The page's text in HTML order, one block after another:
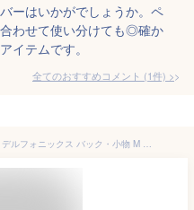
ーはいかがでしょうか。ペ
わせて使い分けても◎確か
イテムです。
全てのおすすめコメント (1件) >
【メール便送料無料】 DELFONICS デルフォニックス バック・小物 M インナーキャリングスタッドM バッグインバッグバックインバック 手帳が入るペンケース ポーチ 収納 ナイロン 軽い 薄い おしゃれ ブランド かわいい 手帳のタイムキーパー